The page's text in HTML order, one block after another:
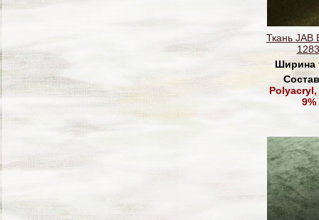
Ткань JAB
Ширина
Polyacryl,